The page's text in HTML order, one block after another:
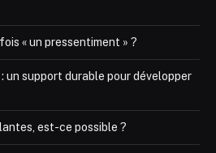
« un pressentiment » ?
un support durable pour développer
est-ce possible ?